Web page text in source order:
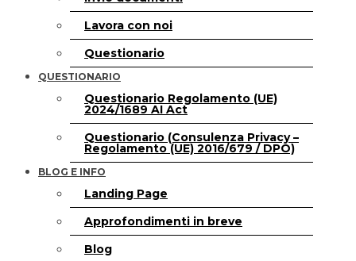
Lavora con noi
Questionario
QUESTIONARIO
Questionario Regolamento (UE)
2024/1689 AI Act
Questionario (Consulenza Privacy –
Regolamento (UE) 2016/679 / DPO)
BLOG E INFO
Landing Page
Approfondimenti in breve
Blog